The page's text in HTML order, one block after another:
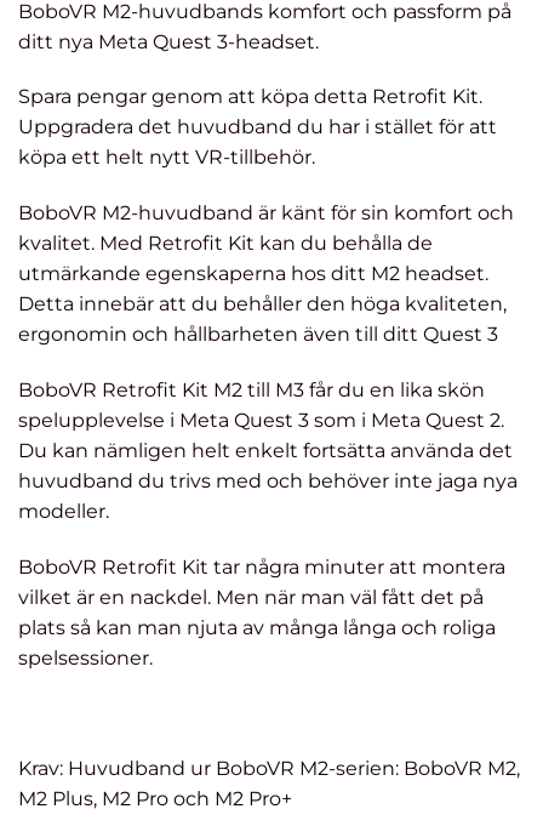
BoboVR M2-huvudbands komfort och passform på
ditt nya Meta Quest 3-headset.
Spara pengar genom att köpa detta Retrofit Kit.
Uppgradera det huvudband du har i stället för att
köpa ett helt nytt VR-tillbehör.
BoboVR M2-huvudband är känt för sin komfort och
kvalitet. Med Retrofit Kit kan du behålla de
utmärkande egenskaperna hos ditt M2 headset.
Detta innebär att du behåller den höga kvaliteten,
ergonomin och hållbarheten även till ditt Quest 3
BoboVR Retrofit Kit M2 till M3 får du en lika skön
spelupplevelse i Meta Quest 3 som i Meta Quest 2.
Du kan nämligen helt enkelt fortsätta använda det
huvudband du trivs med och behöver inte jaga nya
modeller.
BoboVR Retrofit Kit tar några minuter att montera
vilket är en nackdel. Men när man väl fått det på
plats så kan man njuta av många långa och roliga
spelsessioner.
Krav: Huvudband ur BoboVR M2-serien: BoboVR M2,
M2 Plus, M2 Pro och M2 Pro+